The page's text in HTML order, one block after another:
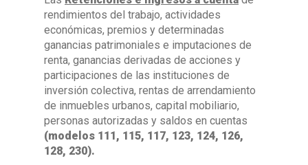
rendimientos del trabajo, actividades
económicas, premios y determinadas
ganancias patrimoniales e imputaciones de
renta, ganancias derivadas de acciones y
participaciones de las instituciones de
inversión colectiva, rentas de arrendamiento
de inmuebles urbanos, capital mobiliario,
personas autorizadas y saldos en cuentas
(modelos 111, 115, 117, 123, 124, 126,
128, 230).